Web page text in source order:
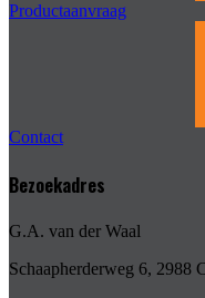
Productaanvraag
Contact
Bezoekadres
G.A. van der Waal
Schaapherderweg 6, 2988